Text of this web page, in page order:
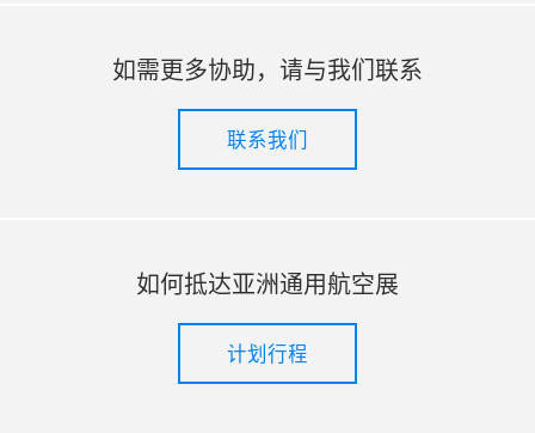
如需更多协助，请与我们联系
联系我们
如何抵达亚洲通用航空展
计划行程